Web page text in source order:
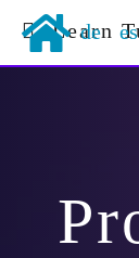
Learn
de es